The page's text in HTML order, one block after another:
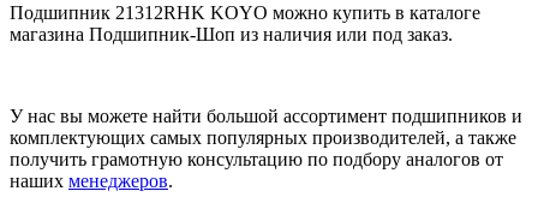
Подшипник 21312RHK KOYO можно купить в каталоге
магазина Подшипник-Шоп из наличия или под заказ.
У нас вы можете найти большой ассортимент подшипников и
комплектующих самых популярных производителей, а также
получить грамотную консультацию по подбору аналогов от
наших менеджеров.